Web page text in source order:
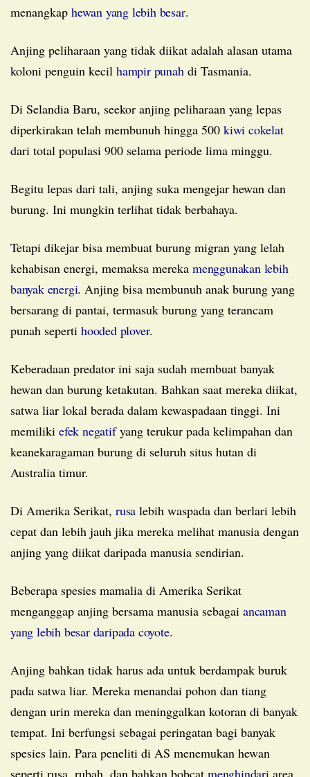
menangkap hewan yang lebih besar.
Anjing peliharaan yang tidak diikat adalah alasan utama
koloni penguin kecil hampir punah di Tasmania.
Di Selandia Baru, seekor anjing peliharaan yang lepas
diperkirakan telah membunuh hingga 500 kiwi cokelat
dari total populasi 900 selama periode lima minggu.
Begitu lepas dari tali, anjing suka mengejar hewan dan
burung. Ini mungkin terlihat tidak berbahaya.
Tetapi dikejar bisa membuat burung migran yang lelah
kehabisan energi, memaksa mereka menggunakan lebih
banyak energi. Anjing bisa membunuh anak burung yang
bersarang di pantai, termasuk burung yang terancam
punah seperti hooded plover.
Keberadaan predator ini saja sudah membuat banyak
hewan dan burung ketakutan. Bahkan saat mereka diikat,
satwa liar lokal berada dalam kewaspadaan tinggi. Ini
memiliki efek negatifyang terukur pada kelimpahan dan
keanekaragaman burung di seluruh situs hutan di
Australia timur.
Di Amerika Serikat, rusa lebih waspada dan berlari lebih
cepat dan lebih jauh jika mereka melihat manusia dengan
anjing yang diikat daripada manusia sendirian.
Beberapa spesies mamalia di Amerika Serikat
menganggap anjing bersama manusia sebagai ancaman
yang lebih besar daripada coyote.
Anjing bahkan tidak harus ada untuk berdampak buruk
pada satwa liar. Mereka menandai pohon dan tiang
dengan urin mereka dan meninggalkan kotoran di banyak
tempat. Ini berfungsi sebagai peringatan bagi banyak
spesies lain. Para peneliti di AS menemukan hewan
seperti rusa, rubah, dan bahkan bobcat menghindari area